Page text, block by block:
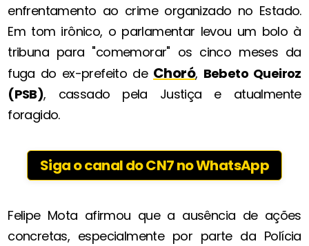
enfrentamento ao crime organizado no Estado.
Em tom irônico, o parlamentar levou um bolo à
tribuna para "comemorar" os cinco meses da
fuga do ex-prefeito de Choró, Bebeto Queiroz
(PSB), cassado pela Justiça e atualmente
foragido.
Siga o canal do CN7 no WhatsApp
Felipe Mota afirmou que a ausência de ações
concretas, especialmente por parte da Polícia